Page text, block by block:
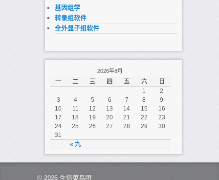
基因组学
转录组软件
全外显子组软件
2026年8月
一 二 三 四 五 六 日
« 九
1
2
3
4 5 6 7 8
9
10
11 12 13 14 15
16
17
18 19 20 21 22
23
24
25 26 27 28 29
30
31
© 2026 生信菜鸟团